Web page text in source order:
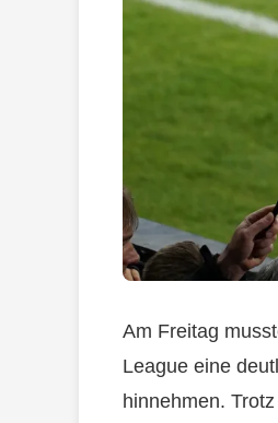
Am Freitag
League eine
hinnehmen.